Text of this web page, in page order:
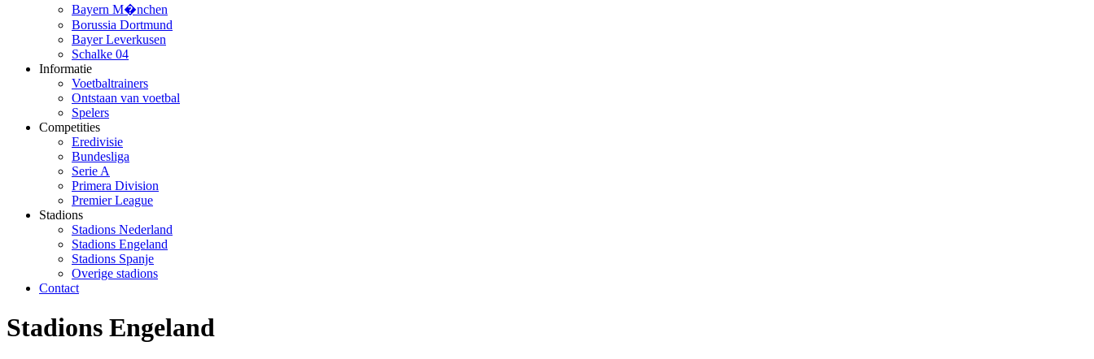
Bayern M�nchen
Borussia Dortmund
Bayer Leverkusen
Schalke 04
Informatie
Voetbaltrainers
Ontstaan van voetbal
Spelers
Competities
Eredivisie
Bundesliga
Serie A
Primera Division
Premier League
Stadions
Stadions Nederland
Stadions Engeland
Stadions Spanje
Overige stadions
Contact
Stadions Engeland